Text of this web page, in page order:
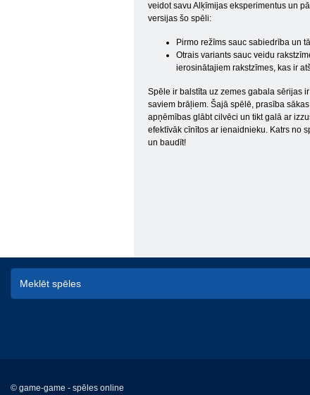
veidot savu Alķīmijas eksperimentus un
versijas šo spēli:
Pirmo režīms sauc sabiedrība un
Otrais variants sauc veidu
ierosinātajiem rakstzīmes, kas ir
Spēle ir balstīta uz zemes gabala sērijas
saviem brāļiem. Šajā spēlē, prasība
apņēmības glābt cilvēci un tikt galā ar
efektīvāk cīnītos ar ienaidnieku. Katrs no
un baudīt!
© game-game - spēles online